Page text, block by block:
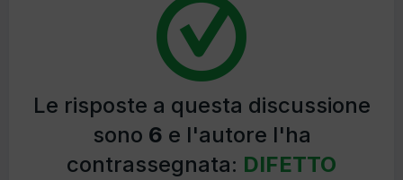
Le risposte a questa discussione
sono 6 e l'autore l'ha
contrassegnata: DIFETTO